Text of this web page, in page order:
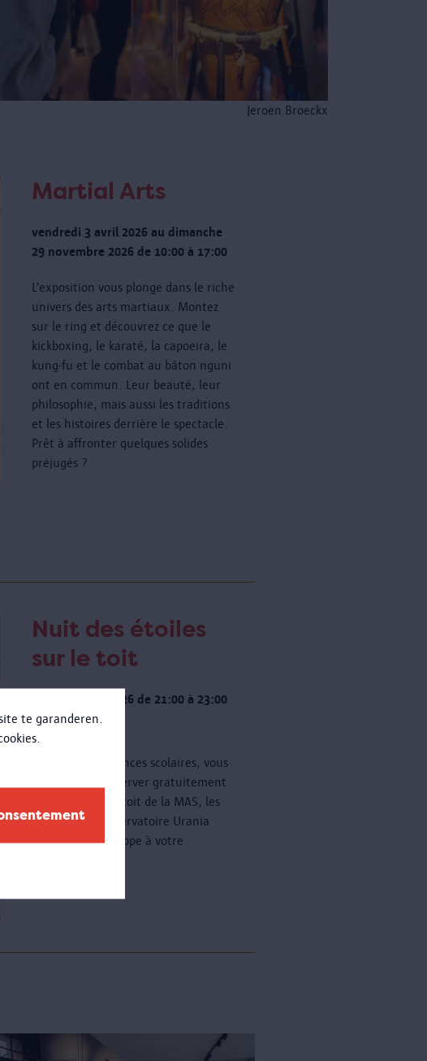
te garanderen.
Jeroen Broeckx
Martial Arts
vendredi 3 avril 2026 au dimanche
29 novembre 2026 de 10:00 à 17:00
L’exposition vous plonge dans le riche
univers des arts martiaux. Montez
sur le ring et découvrez ce que le
kickboxing, le karaté, la capoeira, le
kung-fu et le combat au bâton nguni
ont en commun. Leur beauté, leur
philosophie, mais aussi les traditions
et les histoires derrière le spectacle.
Prêt à affronter quelques solides
préjugés ?
Nuit des étoiles
sur le toit
jeudi 20 août 2026 de 21:00 à 23:00
Plus de dates
Pendant les vacances scolaires, vous
pouvez venir observer gratuitement
les étoiles sur le toit de la MAS, les
jeudis soir. L'observatoire Urania
mettra un télescope à votre